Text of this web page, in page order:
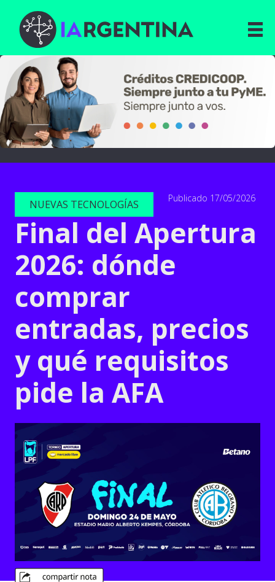
NUEVAS TECNOLOGÍAS Publicado 17/05/2026
Final del Apertura
2026: dónde
comprar
entradas, precios
y qué requisitos
pide la AFA